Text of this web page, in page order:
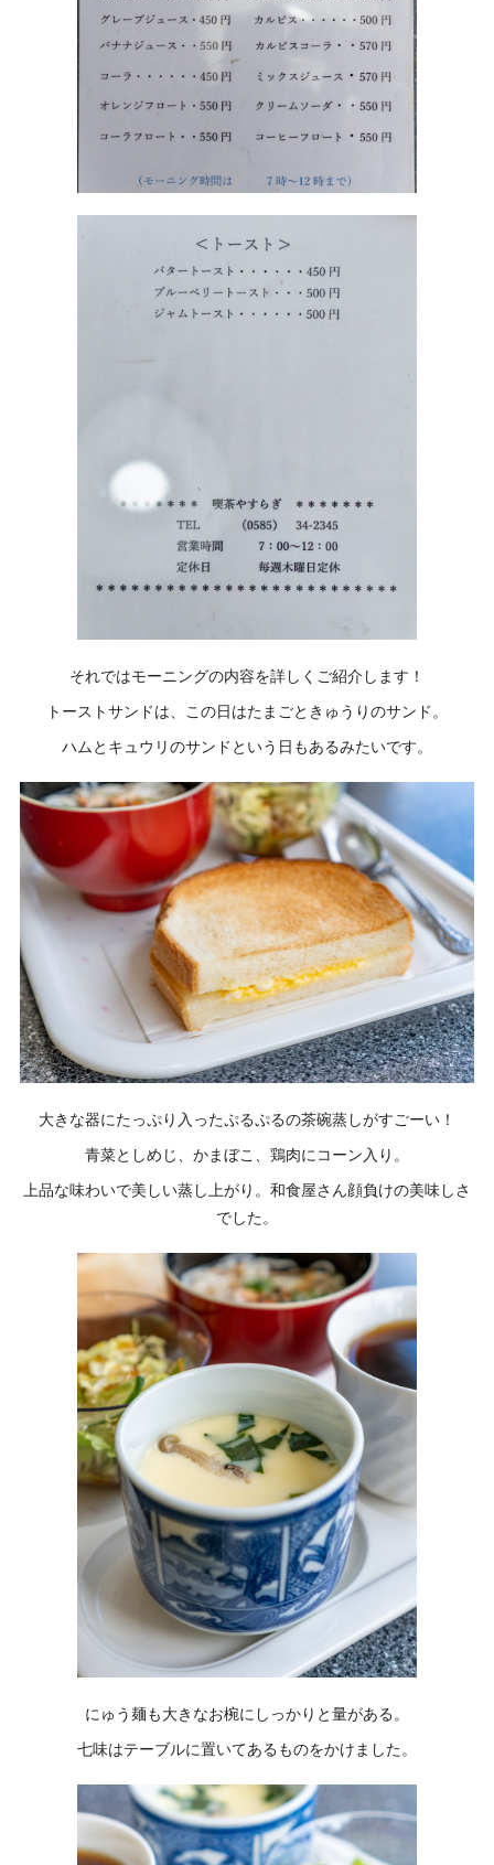
それではモーニングの内容を詳しくご紹介します！
トーストサンドは、この日はたまごときゅうりのサンド。
ハムとキュウリのサンドという日もあるみたいです。
大きな器にたっぷり入ったぷるぷるの茶碗蒸しがすごーい！
青菜としめじ、かまぼこ、鶏肉にコーン入り。
上品な味わいで美しい蒸し上がり。和食屋さん顔負けの美味しさ
でした。
にゅう麺も大きなお椀にしっかりと量がある。
七味はテーブルに置いてあるものをかけました。